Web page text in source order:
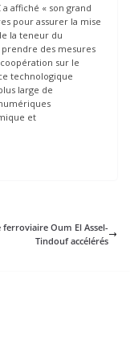
affiché « son grand
pour assurer la mise
la teneur du
des mesures
sur le
technologique
large de
et
Oum El Assel-
Tindouf accélérés